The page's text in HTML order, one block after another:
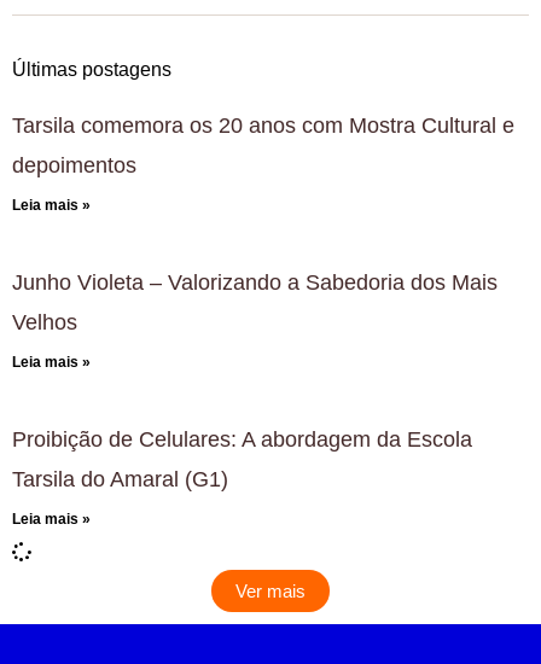
Últimas postagens
Tarsila comemora os 20 anos com Mostra Cultural e
depoimentos
Leia mais »
Junho Violeta – Valorizando a Sabedoria dos Mais
Velhos
Leia mais »
Proibição de Celulares: A abordagem da Escola
Tarsila do Amaral (G1)
Leia mais »
Ver mais